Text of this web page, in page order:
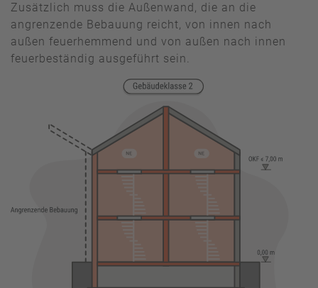
Zusätzlich muss die Außenwand, die an die
angrenzende Bebauung reicht, von innen nach
außen feuerhemmend und von außen nach innen
feuerbeständig ausgeführt sein.